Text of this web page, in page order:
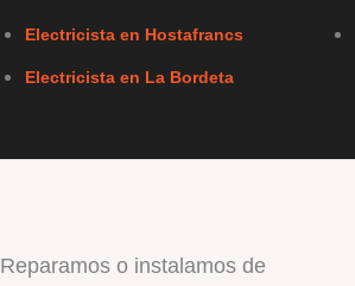
Electricista en Hostafrancs
Electricista en La Bordeta
Reparamos o instalamos de